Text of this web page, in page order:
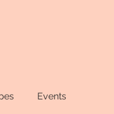
Events